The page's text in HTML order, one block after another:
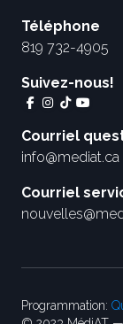
Téléphone
819 732-4905
Suivez-nous!
Courriel
info@mediat.ca
Courriel
Programmation: